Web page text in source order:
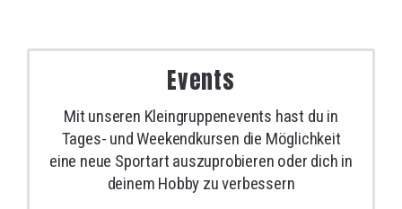
Events
Mit unseren Kleingruppenevents hast du in
Tages- und Weekendkursen die Möglichkeit
eine neue Sportart auszuprobieren oder dich in
deinem Hobby zu verbessern